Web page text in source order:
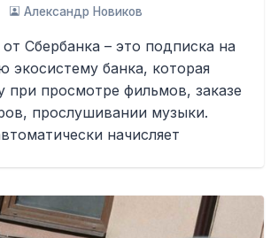
Александр Новиков
Сбербанка – это подписка на
экосистему банка, которая
при просмотре фильмов, заказе
прослушивании музыки.
начисляет